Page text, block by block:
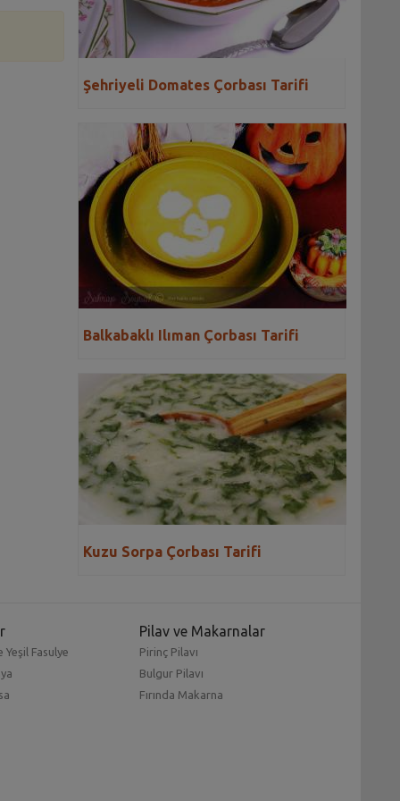
Şehriyeli Domates Çorbası Tarifi
Balkabaklı Ilıman Çorbası Tarifi
Kuzu Sorpa Çorbası Tarifi
Yeşil Fasulye
Pilav ve Makarnalar
Pirinç Pilavı
Bulgur Pilavı
Fırında Makarna